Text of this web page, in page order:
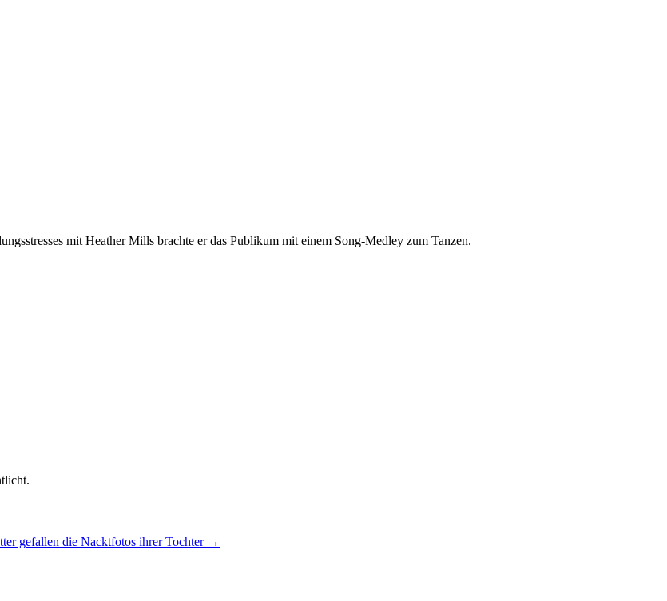
mit Heather Mills brachte er das Publikum mit einem Song-Medley zum Tanzen.
gefallen die Nacktfotos ihrer Tochter →